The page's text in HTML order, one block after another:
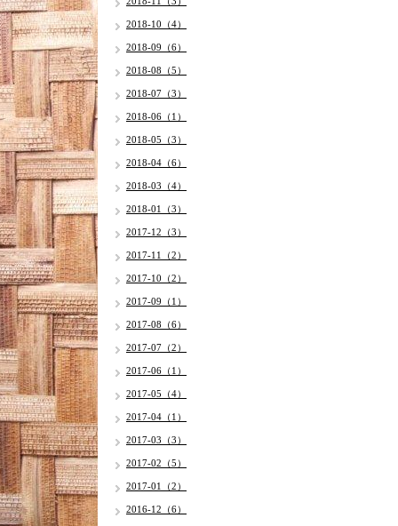
2018-10（4）
2018-09（6）
2018-08（5）
2018-07（3）
2018-06（1）
2018-05（3）
2018-04（6）
2018-03（4）
2018-01（3）
2017-12（3）
2017-11（2）
2017-10（2）
2017-09（1）
2017-08（6）
2017-07（2）
2017-06（1）
2017-05（4）
2017-04（1）
2017-03（3）
2017-02（5）
2017-01（2）
2016-12（6）